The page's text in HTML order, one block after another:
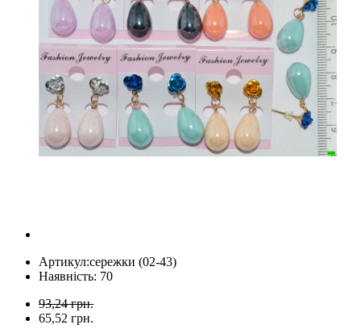
Артикул:сережки (02-43)
Наявність: 70
93,24 грн.
65,52 грн.